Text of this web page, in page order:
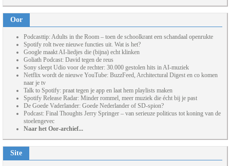
Oor
Podcasttip: Adults in the Room – toen de schoolkrant een schandaal openrukte
Spotify rolt twee nieuwe functies uit. Wat is het?
Google maakt AI-liedjes die (bijna) echt klinken
Goliath Podcast: David tegen de reus
Sony sleept Udio voor de rechter: 30.000 gestolen hits in AI-muziek
Netflix wordt de nieuwe YouTube: BuzzFeed, Architectural Digest en co komen
naar je tv
Talk to Spotify: praat tegen je app en laat hem playlists maken
Spotify Release Radar: Minder rommel, meer muziek die écht bij je past
De Goede Vaderlander: Goede Nederlander of SD-spion?
Podcast: Final Thoughts Jerry Springer – van serieuze politicus tot koning van de
stoelengevec
Naar het Oor-archief...
Site